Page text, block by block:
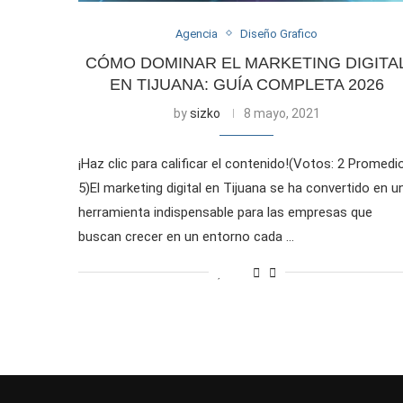
Agencia Diseño Grafico
CÓMO DOMINAR EL MARKETING
EN TIJUANA: GUÍA COMPLETA 2026
bysizko 8 mayo, 2021
¡Haz clic para calificar el contenido!(Votos: 2
5)El marketing digital en Tijuana se ha convertido en
herramienta indispensable para las empresas que
buscan crecer en un entorno cada …